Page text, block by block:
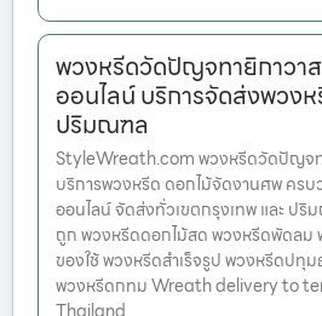
พวงหรีดวัดปัญจทายิกาวา
ออนไลน์ บริการจัดส่งพวงห
ปริมณฑล
StyleWreath.com พวงหรีดวัดปัญจท
บริการพวงหรีด ดอกไม้จัดงานศพ ครบ
ออนไลน์ จัดส่งทั่วเขตกรุงเทพ และ ปริ
ถูก พวงหรีดดอกไม้สด พวงหรีดพัดลม
ของใช้ พวงหรีดสำเร็จรูป พวงหรีดปทุ
พวงหรีดกทม Wreath delivery to